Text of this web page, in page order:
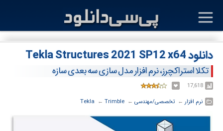
دانلود Tekla Structures 2021 SP12 x64
تکلا استراکچرز، نرم افزار مدل سازی سه بعدی سازه
17,618
نرم افزار ← ‏تخصصی/مهندسی ← ‏
Trimble
← ‏
Tekla